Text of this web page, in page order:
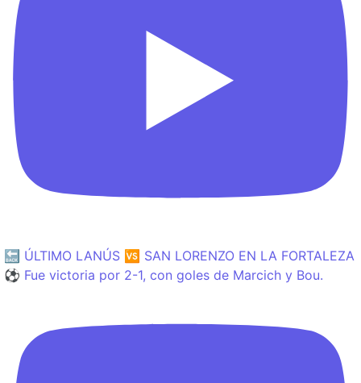
🔙 ÚLTIMO LANÚS 🆚 SAN LORENZO EN LA FORTALEZA
⚽️ Fue victoria por 2-1, con goles de Marcich y Bou.